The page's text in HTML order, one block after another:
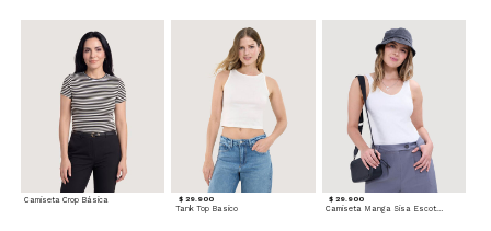
Camiseta Crop Básica $ 29.900
Tank Top Basico
$ 29.900
Camiseta Manga Sisa Escotada